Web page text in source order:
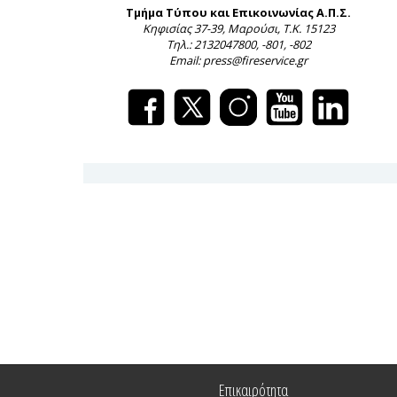
Τμήμα Τύπου και Επικοινωνίας Α.Π.Σ.
Κηφισίας 37-39, Μαρούσι, Τ.Κ. 15123
Τηλ.: 2132047800, -801, -802
Email: press@fireservice.gr
Επικαιρότητα